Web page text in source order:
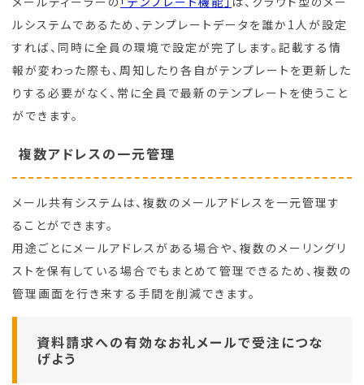
ルシステムであるため、テンプレートデータを誰か1人が設定
すれば、同時に全員の環境で設定が完了します。記載する情
報が変わった際も、周知したり各自がテンプレートを更新した
りする必要がなく、常に全員で最新のテンプレートを使うこと
ができます。
複数アドレスの一元管理
メール共有システムは、複数のメールアドレスを一元管理す
ることができます。
用途ごとにメールアドレスがある場合や、複数のメーリングリ
ストを保有している場合でもまとめて管理できるため、複数の
管理画面を行き来する手間を削減できます。
資料請求への有効なお礼メールで受注につな
げよう